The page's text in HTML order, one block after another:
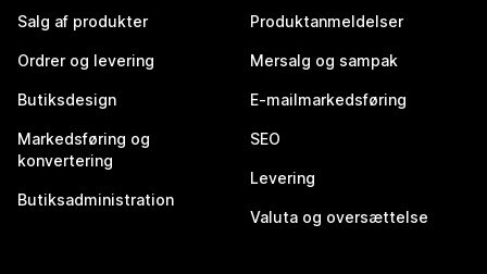
Salg af produkter
Ordrer og levering
Butiksdesign
Markedsføring og
konvertering
Butiksadministration
Produktanmeldelser
Mersalg og sampak
E-mailmarkedsføring
SEO
Levering
Valuta og oversættelse